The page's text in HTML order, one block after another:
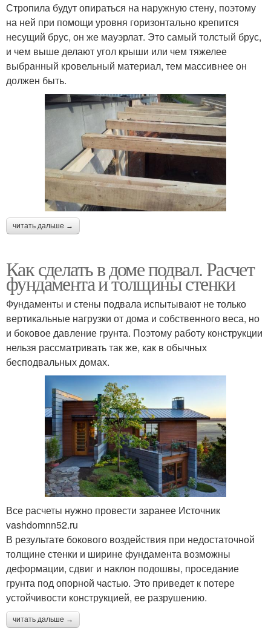
Стропила будут опираться на наружную стену, поэтому
на ней при помощи уровня горизонтально крепится
несущий брус, он же мауэрлат. Это самый толстый брус,
и чем выше делают угол крыши или чем тяжелее
выбранный кровельный материал, тем массивнее он
должен быть.
читать дальше →
Как сделать в доме подвал. Расчет
фундамента и толщины стенки
Фундаменты и стены подвала испытывают не только
вертикальные нагрузки от дома и собственного веса, но
и боковое давление грунта. Поэтому работу конструкции
нельзя рассматривать так же, как в обычных
бесподвальных домах.
Все расчеты нужно провести заранее Источник
vashdomnn52.ru
В результате бокового воздействия при недостаточной
толщине стенки и ширине фундамента возможны
деформации, сдвиг и наклон подошвы, проседание
грунта под опорной частью. Это приведет к потере
устойчивости конструкцией, ее разрушению.
читать дальше →